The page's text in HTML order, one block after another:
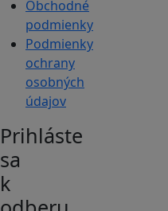
Obchodné
podmienky
Podmienky
ochrany
osobných
údajov
Prihláste
sa
k